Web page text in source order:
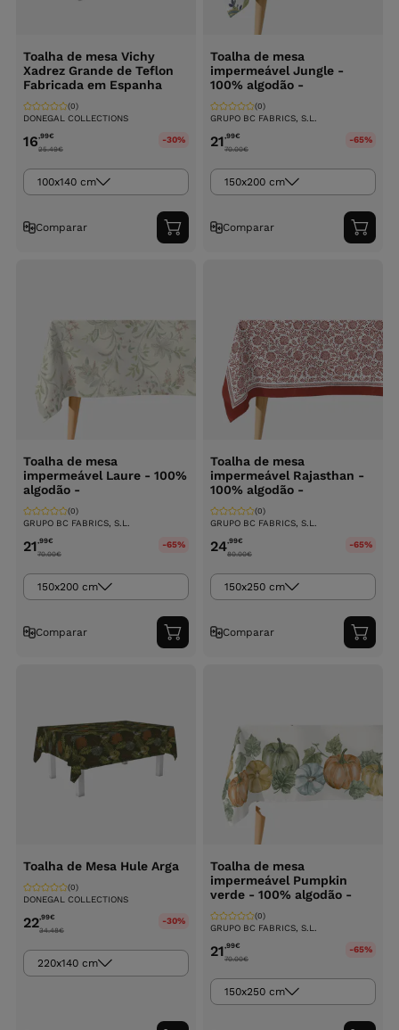
Toalha de mesa Vichy
Xadrez Grande de Teflon
Fabricada em Espanha
DONEGAL COLLECTIONS
(0)
16,99€
25.49€
-30%
100x140 cm
Comparar
Adicionar
ao
Toalha de mesa
impermeável Jungle -
100% algodão -
GRUPO BC FABRICS, S.L.
(0)
21,99€
70.00€
-65%
150x200 cm
Comparar
ao
Toalha de mesa
impermeável Laure - 100%
algodão -
GRUPO BC FABRICS, S.L.
(0)
21,99€
70.00€
-65%
150x200 cm
Comparar
Adicionar
ao
Toalha de mesa
impermeável Rajasthan -
100% algodão -
GRUPO BC FABRICS, S.L.
(0)
24,99€
80.00€
-65%
150x250 cm
Comparar
ao
Toalha de Mesa Hule Arga
DONEGAL COLLECTIONS
(0)
22,99€
34.48€
-30%
220x140 cm
Toalha de mesa
impermeável Pumpkin
verde - 100% algodão -
GRUPO BC FABRICS, S.L.
(0)
21,99€
70.00€
-65%
150x250 cm